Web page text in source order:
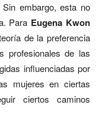
embargo, esta no
Para Eugena Kwon
de la preferencia
profesionales de las
influenciadas por
mujeresen ciertas
ciertos caminos